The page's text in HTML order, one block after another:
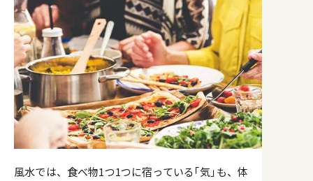
風水では、食べ物1つ1つに宿っている｢気｣も、体